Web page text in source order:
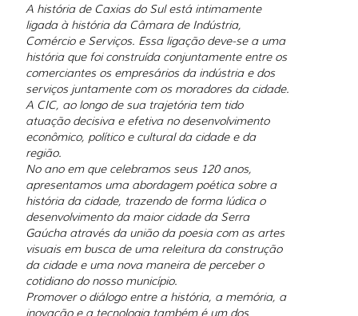
A história de Caxias do Sul está intimamente
ligada à história da Câmara de Indústria,
Comércio e Serviços. Essa ligação deve-se a uma
história que foi construída conjuntamente entre os
comerciantes os empresários da indústria e dos
serviços juntamente com os moradores da cidade.
A CIC, ao longo de sua trajetória tem tido
atuação decisiva e efetiva no desenvolvimento
econômico, político e cultural da cidade e da
região.
No ano em que celebramos seus 120 anos,
apresentamos uma abordagem poética sobre a
história da cidade, trazendo de forma lúdica o
desenvolvimento da maior cidade da Serra
Gaúcha através da união da poesia com as artes
visuais em busca de uma releitura da construção
da cidade e uma nova maneira de perceber o
cotidiano do nosso município.
Promover o diálogo entre a história, a memória, a
inovação e a tecnologia também é um dos